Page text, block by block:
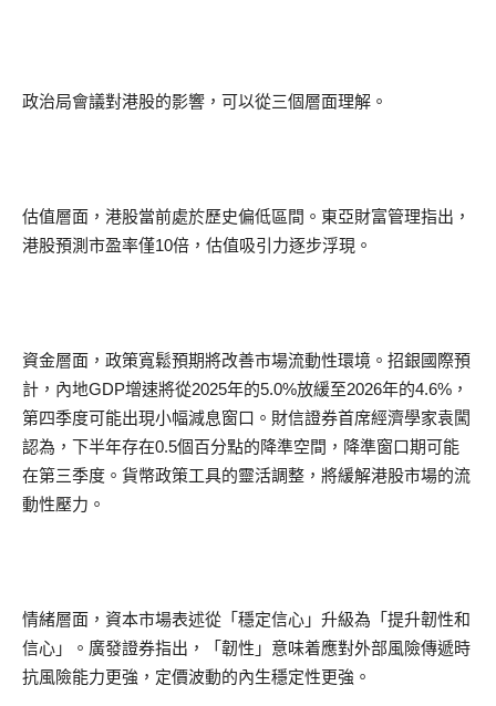
政治局會議對港股的影響，可以從三個層面理解。
估值層面，港股當前處於歷史偏低區間。東亞財富管理指出，
港股預測市盈率僅10倍，估值吸引力逐步浮現。
資金層面，政策寬鬆預期將改善市場流動性環境。招銀國際預
計，內地GDP增速將從2025年的5.0%放緩至2026年的4.6%，
第四季度可能出現小幅減息窗口。財信證券首席經濟學家袁闖
認為，下半年存在0.5個百分點的降準空間，降準窗口期可能
在第三季度。貨幣政策工具的靈活調整，將緩解港股市場的流
動性壓力。
情緒層面，資本市場表述從「穩定信心」升級為「提升韌性和
信心」。廣發證券指出，「韌性」意味着應對外部風險傳遞時
抗風險能力更強，定價波動的內生穩定性更強。